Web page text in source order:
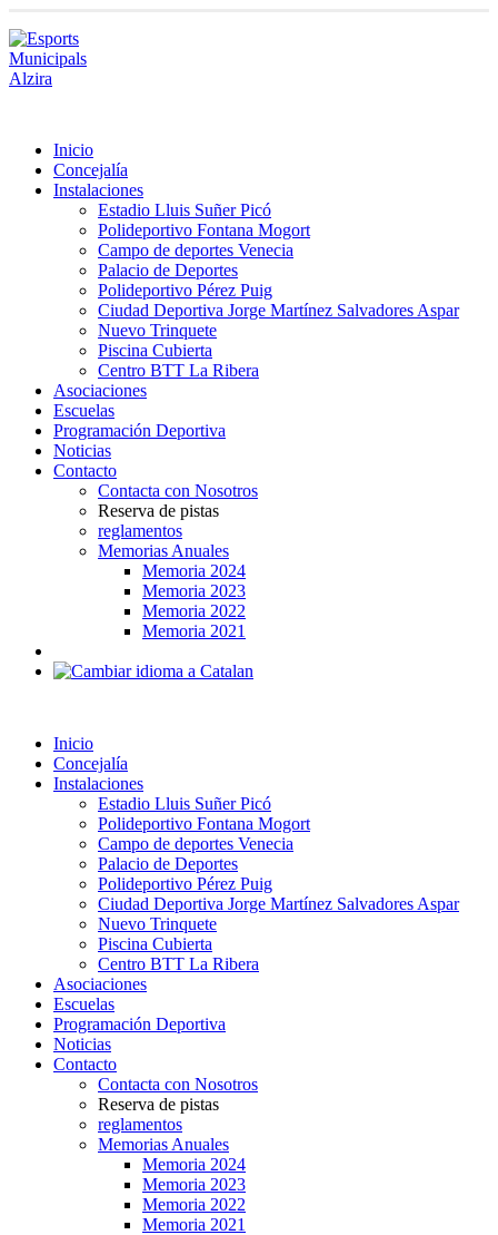
Inicio
Concejalía
Instalaciones
Estadio Lluis Suñer Picó
Polideportivo Fontana Mogort
Campo de deportes Venecia
Palacio de Deportes
Polideportivo Pérez Puig
Ciudad Deportiva Jorge Martínez Salvadores Aspar
Nuevo Trinquete
Piscina Cubierta
Centro BTT La Ribera
Asociaciones
Escuelas
Programación Deportiva
Noticias
Contacto
Contacta con Nosotros
Reserva de pistas
reglamentos
Memorias Anuales
Memoria 2024
Memoria 2023
Memoria 2022
Memoria 2021
Inicio
Concejalía
Instalaciones
Estadio Lluis Suñer Picó
Polideportivo Fontana Mogort
Campo de deportes Venecia
Palacio de Deportes
Polideportivo Pérez Puig
Ciudad Deportiva Jorge Martínez Salvadores Aspar
Nuevo Trinquete
Piscina Cubierta
Centro BTT La Ribera
Asociaciones
Escuelas
Programación Deportiva
Noticias
Contacto
Contacta con Nosotros
Reserva de pistas
reglamentos
Memorias Anuales
Memoria 2024
Memoria 2023
Memoria 2022
Memoria 2021